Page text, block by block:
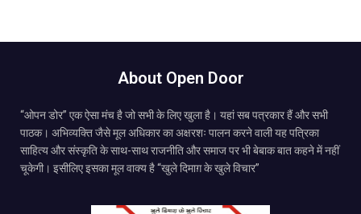
About Open Door
“ओपन डोर” एक ऐसा मंच है जो सभी के लिए खुला है। यहां सब पत्रकार हैं और सभी
पाठक। अभिव्यक्ति जैसे मूल अधिकार का अक्षरशः पालन करने वाली यह पत्रिका
साहित्य और संस्कृति के साथ-साथ राजनीति और समाज पर भी बेबाक बात कहने में नहीं
चूकेगी। इसीलिए इसका मूल वाक्य है “खुले दिमाग़ के खुले विचार”